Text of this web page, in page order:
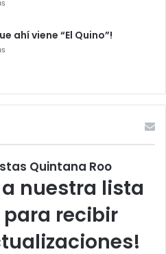
ahí viene “El Quino”!
Quintana Roo
nuestra lista
para recibir